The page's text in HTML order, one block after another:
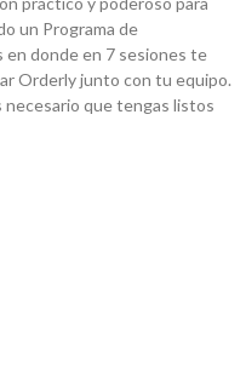
un Programa de
en donde en 7 sesiones te
Orderly junto con tu equipo.
necesario que tengas listos